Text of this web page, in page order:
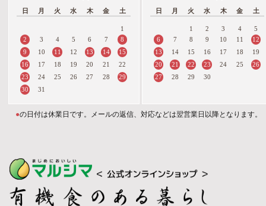
日 月 火 水 木 金 土
1
2
3 4 5 6 7
8
9
10 11 12 13 14
15
16
17 18 19 20 21
22
23
24 25 26 27 28
29
30
31
日 月 火 水 木 金 土
1 2 3 4
5
6
7 8 9 10 11
12
13
14 15 16 17 18
19
20
21 22 23 24 25
26
27
28 29 30
●の日付は休業日です。メールの返信、対応などは翌営業日以降となります。